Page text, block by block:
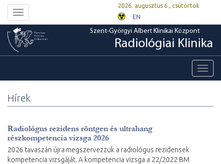
Toggle
navigation
2026. augusztus 6., csütörtök
EN
Szent-Györgyi Albert Klinikai Központ
Radiológiai Klinika
Hírek
Radiológus rezidens röntgen és ultrahang
részkompetencia vizsga 2026
2026 tavaszán újra megszervezzük a radiológus rezidensek
kompetencia vizsgáját. A kompetencia vizsga a 22/2022 BM